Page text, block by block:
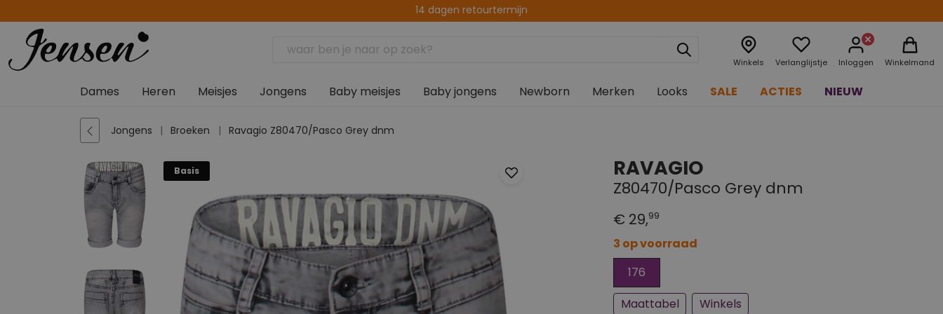
14 dagen retourtermijn
Gratis verzenden vanaf € 75,00
Winkels Verlanglijstje Inloggen Winkelmand
Dames Heren Meisjes Jongens Baby meisjes Baby jongens Newborn Merken Looks SALE ACTIES NIEUW
Jongens Broeken Ravagio Z80470/Pasco Grey dnm
Basis RAVAGIO
Z80470/Pasco Grey dnm
€ 29,99
3 op voorraad
Bijna uitverkocht
176
Maattabel
Winkels